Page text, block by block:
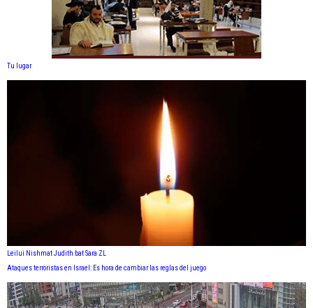
Tu lugar
Leilui Nishmat Judith bat Sara ZL
Ataques terroristas en Israel: Es hora de cambiar las reglas del juego